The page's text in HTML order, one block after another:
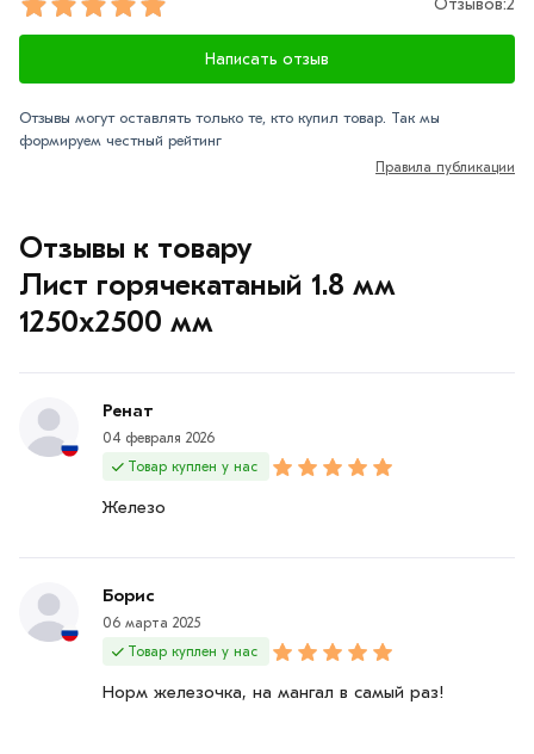
Отзывы к товару
Лист горячекатаный 1.8 мм
1250х2500 мм
Ренат
04 февраля 2026
Товар куплен у нас
Железо
Борис
06 марта 2025
Товар куплен у нас
Норм железочка, на мангал в самый раз!
Отзывов:2
Написать отзыв
Отзывы могут оставлять только те, кто купил товар. Так мы
формируем честный рейтинг
Правила публикации